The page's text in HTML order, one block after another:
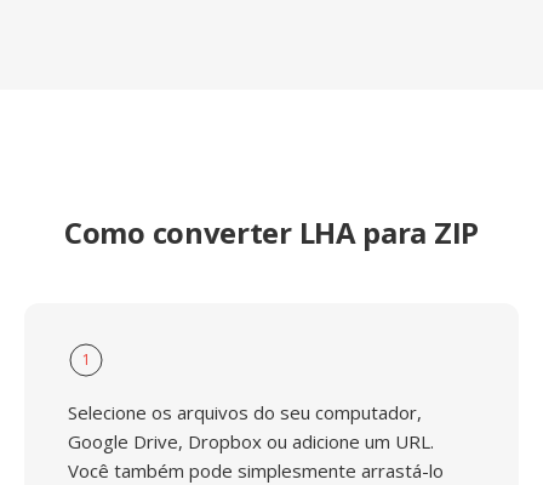
Como converter LHA para ZIP
1
Selecione os arquivos do seu computador,
Google Drive, Dropbox ou adicione um URL.
Você também pode simplesmente arrastá-lo